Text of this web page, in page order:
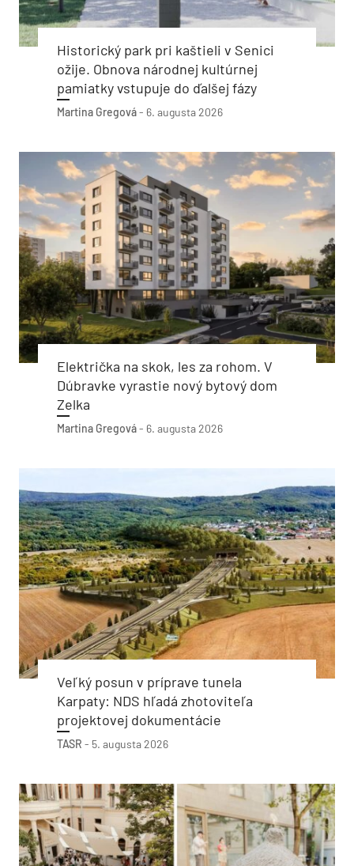
Historický park pri kaštieli v Senici
ožije. Obnova národnej kultúrnej
pamiatky vstupuje do ďalšej fázy
Martina Gregová- 6. augusta 2026
Električka na skok, les za rohom. V
Dúbravke vyrastie nový bytový dom
Zelka
Martina Gregová- 6. augusta 2026
Veľký posun v príprave tunela
Karpaty: NDS hľadá zhotoviteľa
projektovej dokumentácie
TASR - 5. augusta 2026